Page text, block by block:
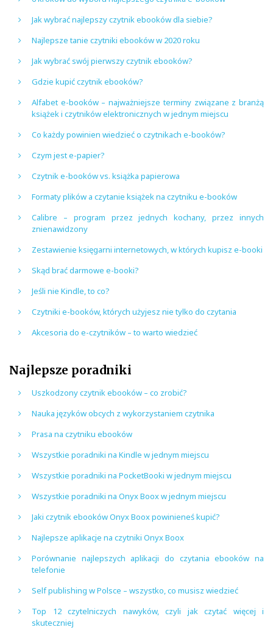
Jak wybrać najlepszy czytnik ebooków dla siebie?
Najlepsze tanie czytniki ebooków w 2020 roku
Jak wybrać swój pierwszy czytnik ebooków?
Gdzie kupić czytnik ebooków?
Alfabet e-booków – najważniejsze terminy związane z branżą
książek i czytników elektronicznych w jednym miejscu
Co każdy powinien wiedzieć o czytnikach e-booków?
Czym jest e-papier?
Czytnik e-booków vs. książka papierowa
Formaty plików a czytanie książek na czytniku e-booków
Calibre – program przez jednych kochany, przez innych
znienawidzony
Zestawienie księgarni internetowych, w których kupisz e-booki
Skąd brać darmowe e-booki?
Jeśli nie Kindle, to co?
Czytniki e-booków, których użyjesz nie tylko do czytania
Akcesoria do e-czytników – to warto wiedzieć
Najlepsze poradniki
Uszkodzony czytnik ebooków – co zrobić?
Nauka języków obcych z wykorzystaniem czytnika
Prasa na czytniku ebooków
Wszystkie poradniki na Kindle w jednym miejscu
Wszystkie poradniki na PocketBooki w jednym miejscu
Wszystkie poradniki na Onyx Boox w jednym miejscu
Jaki czytnik ebooków Onyx Boox powinieneś kupić?
Najlepsze aplikacje na czytniki Onyx Boox
Porównanie najlepszych aplikacji do czytania ebooków na
telefonie
Self publishing w Polsce – wszystko, co musisz wiedzieć
Top 12 czytelniczych nawyków, czyli jak czytać więcej i
skuteczniej